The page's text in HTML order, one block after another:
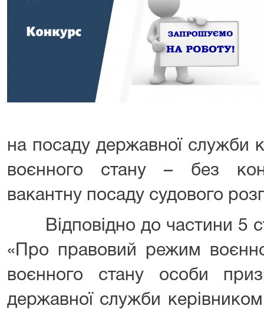
на посаду державної служби
воєнного стану – без
вакантну посаду судового
Відповідно до частини 5
«Про правовий режим
воєнного стану особи
державної служби